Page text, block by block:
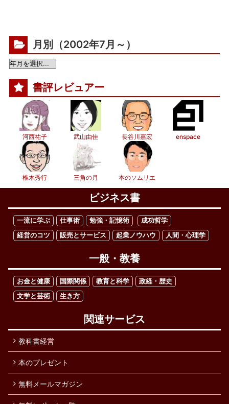
月別（2002年7月～）
書評レビュアー
河西祐子 武山由佳 長谷川嘉宏 enspace
椎木秀行 三角の月 本のソムリエ
ビジネス書
一流に学ぶ 仕事術 勉強・記憶術
成功哲学
経営のコツ
販売とサービス 起業ノウハウ 人間・心理学
一般・教養
お金と健康 国際関係 教育と科学
政経・歴史
文学と芸術
生き方
関連サービス
教科書経営
本のプレゼント
無料メールマガジン